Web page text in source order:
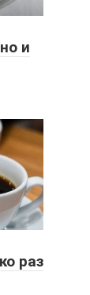
и
раз